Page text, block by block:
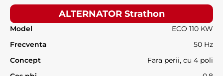
ALTERNATOR Strathon
Model
ECO 110 KW
Frecventa
50 Hz
Concept
Fara perii, cu 4 poli